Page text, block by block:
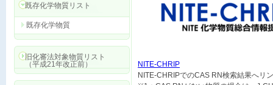
既存化学物質リスト
既存化学物質
旧化審法対象物質リスト
（平成21年改正前）
NITE-CHRIP
NITE-CHRIPでのCAS RN検索結果へリ